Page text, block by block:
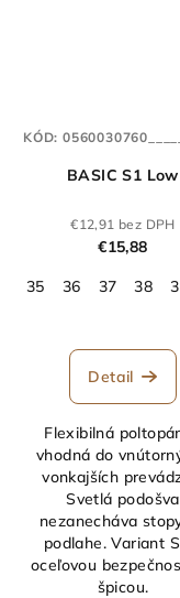
BASIC S1 Low
€12,91 bez DPH
€15,88
35
36 37 38
Detail
Flexibilná
vhodná do
vonkajších
Svetlá podošva
nezanecháva
podlahe. Variant
oceľovou
špicou.
KÓD: